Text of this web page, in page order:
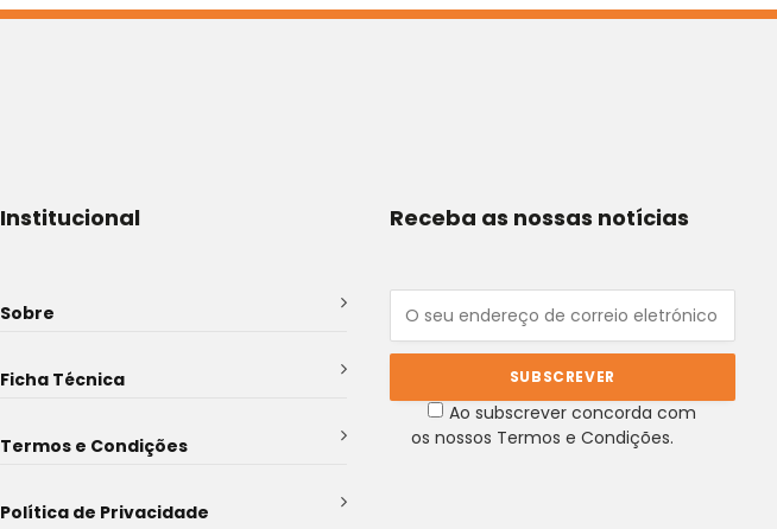
Institucional
Sobre
Ficha Técnica
Termos e Condições
Política de Privacidade
Receba as nossas notícias
Ao subscrever concorda com
os nossos Termos e Condições.